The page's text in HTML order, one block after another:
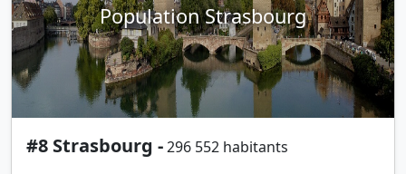
Population Strasbourg
#8 Strasbourg -296 552 habitants